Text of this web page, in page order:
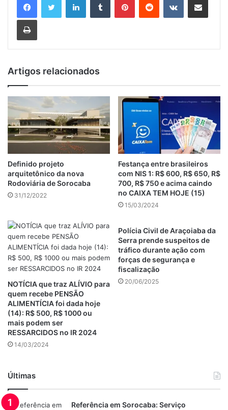
Imprimir
Artigos relacionados
Definido projeto
arquitetônico da nova
Rodoviária de Sorocaba
31/12/2022
Festança entre brasileiros
com NIS 1: R$ 600, R$ 650, R$
700, R$ 750 e acima caindo
no CAIXA TEM HOJE (15)
15/03/2024
NOTÍCIA que traz ALÍVIO para
quem recebe PENSÃO
ALIMENTÍCIA foi dada hoje
(14): R$ 500, R$ 1000 ou
mais podem ser
RESSARCIDOS no IR 2024
14/03/2024
Polícia Civil de Araçoiaba da
Serra prende suspeitos de
tráfico durante ação com
forças de segurança e
fiscalização
20/06/2025
Últimas
Referência em Sorocaba: Serviço